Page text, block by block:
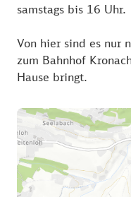
samstags bis 16 Uhr.
Von hier sind es nur
zum Bahnhof
Hause bringt.